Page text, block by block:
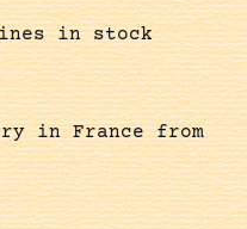
in stock
in France from